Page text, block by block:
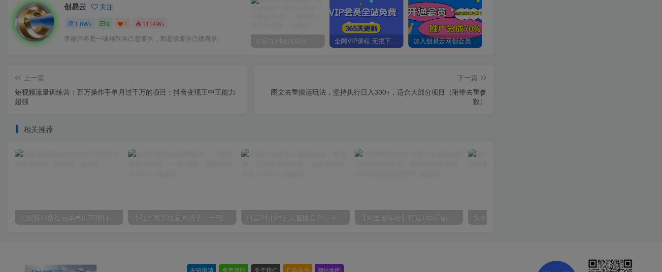
创易云 关注
1.8W+ 0 1 1114W+
幸福并不是一味得到自己想要的，而是珍爱自己拥有的 你还在到处找项目？还在当韭菜？我靠卖项目一个月收入5万+，曾经我也是个失败者。 全网VIP课程 无损下载~ 加入创易云网创会员，全站资源免费学习。
上一篇
短视频流量训练营：百万操作手单月过千万的项目：抖音变现王中王能力
超强
下一篇
图文去重搬运玩法，坚持执行日入300+，适合大部分项目（附带去重参
数）
相关推荐
无限接码撸红包单号0.75项目无偿分享给你【揭秘】 小红书最新拉新野路子，一部手机即可操作，一单15块，做得好日入2000+ 抖音24小时无人直播音乐，不违规，不封号纯撸音浪，小白实操当天日入1000+ 【阿里国际站】打造Top店铺&获得优质询盘客户，​95%的国际站讲师不会说的运营技巧
友链申请 免责声明 关于我们 广告合作 网站地图